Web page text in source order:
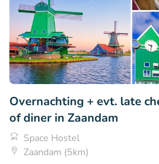
Overnachting + evt. late
of diner in Zaandam
Space Hostel
Zaandam (5km)